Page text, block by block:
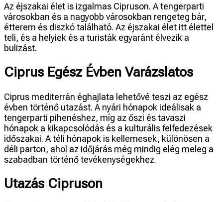
Az éjszakai élet is izgalmas Cipruson. A tengerparti
városokban és a nagyobb városokban rengeteg bár,
étterem és diszkó található. Az éjszakai élet itt élettel
teli, és a helyiek és a turisták egyaránt élvezik a
bulizást.
Ciprus Egész Évben Varázslatos
Ciprus mediterrán éghajlata lehetővé teszi az egész
évben történő utazást. A nyári hónapok ideálisak a
tengerparti pihenéshez, míg az őszi és tavaszi
hónapok a kikapcsolódás és a kulturális felfedezések
időszakai. A téli hónapok is kellemesek, különösen a
déli parton, ahol az időjárás még mindig elég meleg a
szabadban történő tevékenységekhez.
Utazás Cipruson